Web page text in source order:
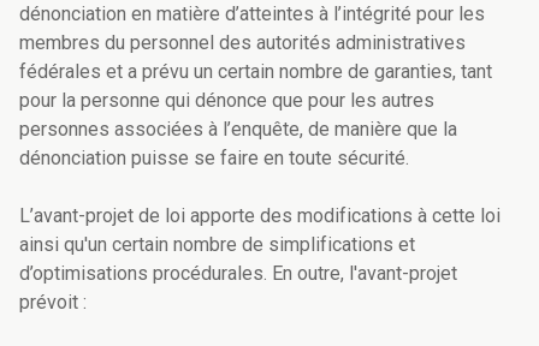
dénonciation en matière d’atteintes à l’intégrité pour les
membres du personnel des autorités administratives
fédérales et a prévu un certain nombre de garanties, tant
pour la personne qui dénonce que pour les autres
personnes associées à l’enquête, de manière que la
dénonciation puisse se faire en toute sécurité.
L’avant-projet de loi apporte des modifications à cette loi
ainsi qu'un certain nombre de simplifications et
d’optimisations procédurales. En outre, l'avant-projet
prévoit :